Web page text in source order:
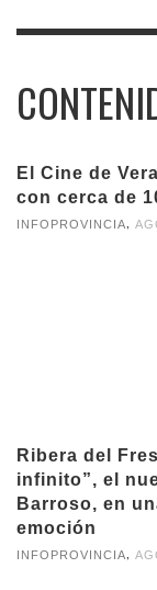
El Cine de
con cerca de
INFOPROVINCIA
Ribera del
infinito”, el
Barroso, en
emoción
INFOPROVINCIA